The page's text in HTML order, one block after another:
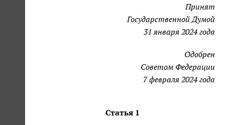
Принят
Государственной Думой
31 января 2024 года
Одобрен
Советом Федерации
7 февраля 2024 года
Статья 1